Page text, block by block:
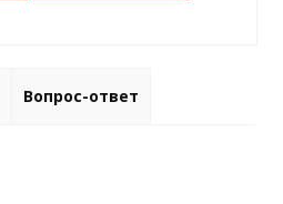
Вопрос-ответ